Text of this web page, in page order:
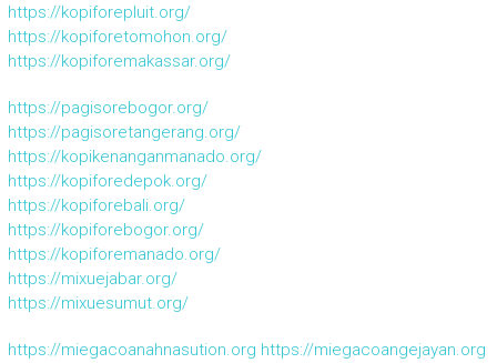
https://kopiforepluit.org/
https://kopiforetomohon.org/
https://kopiforemakassar.org/
https://pagisorebogor.org/
https://pagisoretangerang.org/
https://kopikenanganmanado.org/
https://kopiforedepok.org/
https://kopiforebali.org/
https://kopiforebogor.org/
https://kopiforemanado.org/
https://mixuejabar.org/
https://mixuesumut.org/
https://miegacoanahnasution.org https://miegacoangejayan.org